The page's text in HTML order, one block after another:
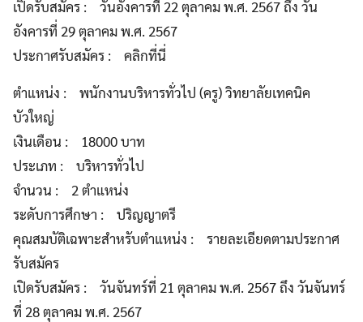
เปิดรับสมัคร : วันอังคารที่ 22 ตุลาคม พ.ศ. 2567 ถึง วัน
อังคารที่ 29 ตุลาคม พ.ศ. 2567
ประกาศรับสมัคร : คลิกที่นี่
ตำแหน่ง : พนักงานบริหารทั่วไป (ครู) วิทยาลัยเทคนิค
บัวใหญ่
เงินเดือน : 18000 บาท
ประเภท : บริหารทั่วไป
จำนวน : 2 ตำแหน่ง
ระดับการศึกษา : ปริญญาตรี
คุณสมบัติเฉพาะสำหรับตำแหน่ง : รายละเอียดตามประกาศ
รับสมัคร
เปิดรับสมัคร : วันจันทร์ที่ 21 ตุลาคม พ.ศ. 2567 ถึง วันจันทร์
ที่ 28 ตุลาคม พ.ศ. 2567